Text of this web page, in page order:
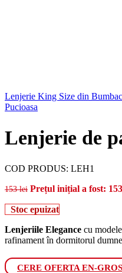
Lenjerie King Size din
Pucioasa
Lenjerie de
COD PRODUS: LEH1
153lei Prețul inițial a fost:
Stoc epuizat
Lenjeriile Elegance cu
rafinament în dormitorul
CERE OFERTA EN-